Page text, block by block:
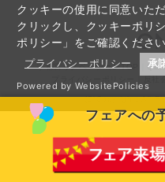
クッキーの使用に同意いた
クリックし、クッキーポリ
ポリシー」をご確認ください
プライバシーポリシー
承
Powered by WebsitePolicies
宇都宮リノベーションTOP
(C)Copyrights All
フェアへの